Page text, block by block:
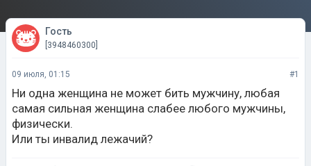
Гость
[3948460300]
09 июля, 01:15 #1
Ни одна женщина не может бить мужчину, любая
самая сильная женщина слабее любого мужчины,
физически.
Или ты инвалид лежачий?